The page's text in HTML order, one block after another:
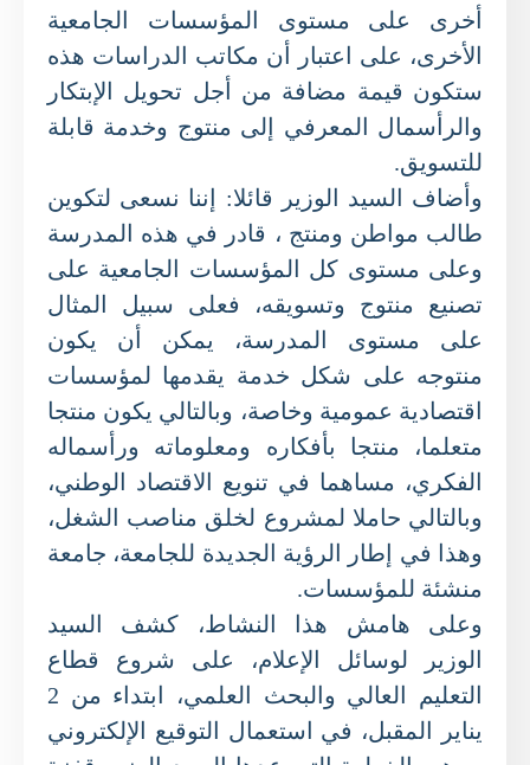
أخرى على مستوى المؤسسات الجامعية
الأخرى، على اعتبار أن مكاتب الدراسات هذه
ستكون قيمة مضافة من أجل تحويل الإبتكار
والرأسمال المعرفي إلى منتوج وخدمة قابلة
للتسويق.
وأضاف السيد الوزير قائلا: إننا نسعى لتكوين
طالب مواطن ومنتج ، قادر في هذه المدرسة
وعلى مستوى كل المؤسسات الجامعية على
تصنيع منتوج وتسويقه، فعلى سبيل المثال
على مستوى المدرسة، يمكن أن يكون
منتوجه على شكل خدمة يقدمها لمؤسسات
اقتصادية عمومية وخاصة، وبالتالي يكون منتجا
متعلما، منتجا بأفكاره ومعلوماته ورأسماله
الفكري، مساهما في تنويع الاقتصاد الوطني،
وبالتالي حاملا لمشروع لخلق مناصب الشغل،
وهذا في إطار الرؤية الجديدة للجامعة، جامعة
منشئة للمؤسسات.
وعلى هامش هذا النشاط، كشف السيد
الوزير لوسائل الإعلام، على شروع قطاع
التعليم العالي والبحث العلمي، ابتداء من 2
يناير المقبل، في استعمال التوقيع الإلكتروني